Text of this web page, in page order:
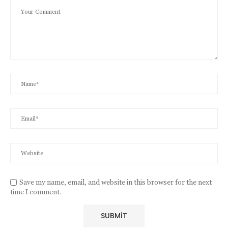
Save my name, email, and website in this browser for the next
time I comment.